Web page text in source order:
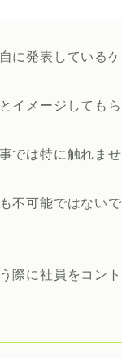
に発表している
メージしても
では特に触れませ
不可能ではない
際に社員をコン